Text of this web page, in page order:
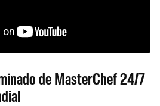
de MasterChef 24/7